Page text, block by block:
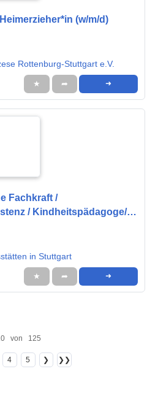
(w/m/d)
Rottenburg-Stuttgart e.V.
★ ➦ ➜
Fachkraft /
/ Kindheitspädagoge/in
in Stuttgart
★ ➦ ➜
von 125
4 5 ❯ ❯❯